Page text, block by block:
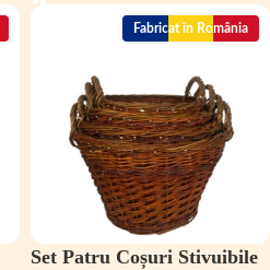
Fabricat în România
Set Patru Coșuri Stivuibile